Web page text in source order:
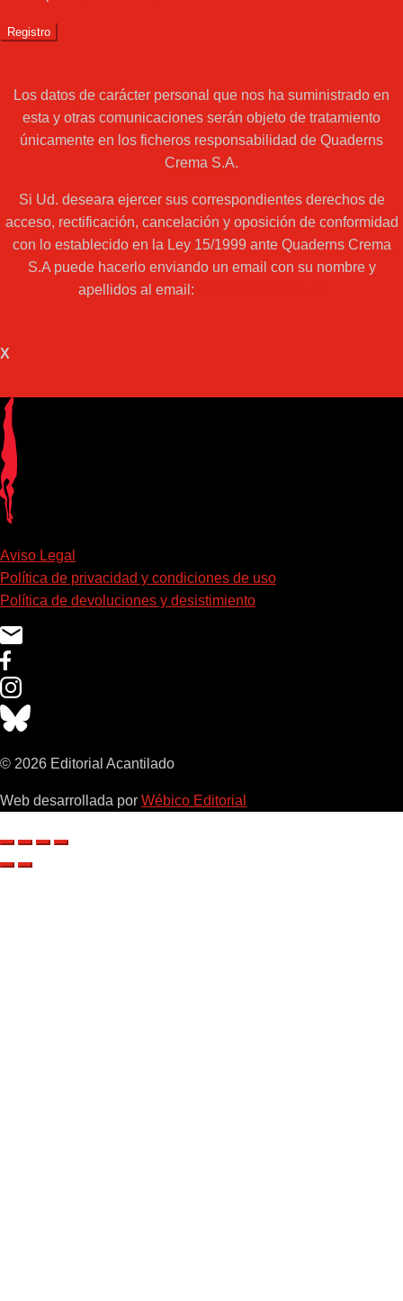
Los datos de carácter personal que nos ha suministrado en
esta y otras comunicaciones serán objeto de tratamiento
únicamente en los ficheros responsabilidad de Quaderns
Crema S.A.
Si Ud. deseara ejercer sus correspondientes derechos de
acceso, rectificación, cancelación y oposición de conformidad
con lo establecido en la Ley 15/1999 ante Quaderns Crema
S.A puede hacerlo enviando un email con su nombre y
apellidos al email:
X
Aviso Legal
Política de privacidad y condiciones de uso
Política de devoluciones y desistimiento
© 2026 Editorial Acantilado
Web desarrollada por Wébico Editorial